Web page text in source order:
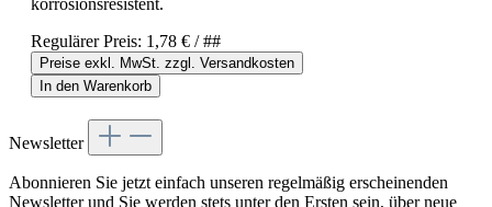
Regulärer Preis: 1,78 € / ##
Preise exkl. MwSt. zzgl. Versandkosten
In den Warenkorb
Newsletter
Abonnieren Sie jetzt einfach unseren regelmäßig erscheinenden
Newsletter und Sie werden stets unter den Ersten sein, über neue